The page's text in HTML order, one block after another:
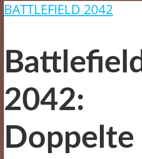
BATTLEFIELD 2042
Battlefield
2042:
Doppelte